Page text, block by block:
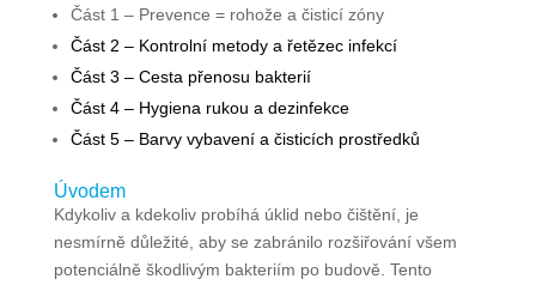
Část 1 – Prevence = rohože a čisticí zóny
Část 2 – Kontrolní metody a řetězec infekcí
Část 3 – Cesta přenosu bakterií
Část 4 – Hygiena rukou a dezinfekce
Část 5 – Barvy vybavení a čisticích prostředků
Úvodem
Kdykoliv a kdekoliv probíhá úklid nebo čištění, je
nesmírně důležité, aby se zabránilo rozšiřování všem
potenciálně škodlivým bakteriím po budově. Tento